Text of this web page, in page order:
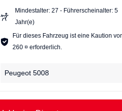
Mindestalter: 27 - Führerscheinalter: 5
Jahr(e)
Für dieses Fahrzeug ist eine Kaution
260 ¤ erforderlich.
Peugeot 5008